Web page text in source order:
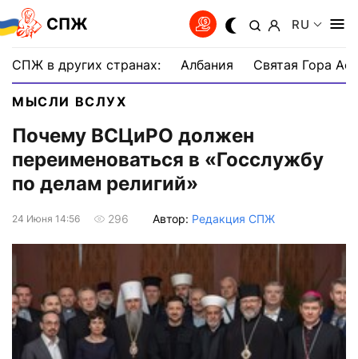
СПЖ RU
СПЖ в других странах: Албания Святая Гора
МЫСЛИ ВСЛУХ
Почему ВСЦиРО должен
переименоваться в «Госслужбу
по делам религий»
24 Июня 14:56 296 Автор: Редакция СПЖ